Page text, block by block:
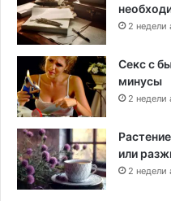
2 недели
Секс с
минусы
2 недели
или
2 недели